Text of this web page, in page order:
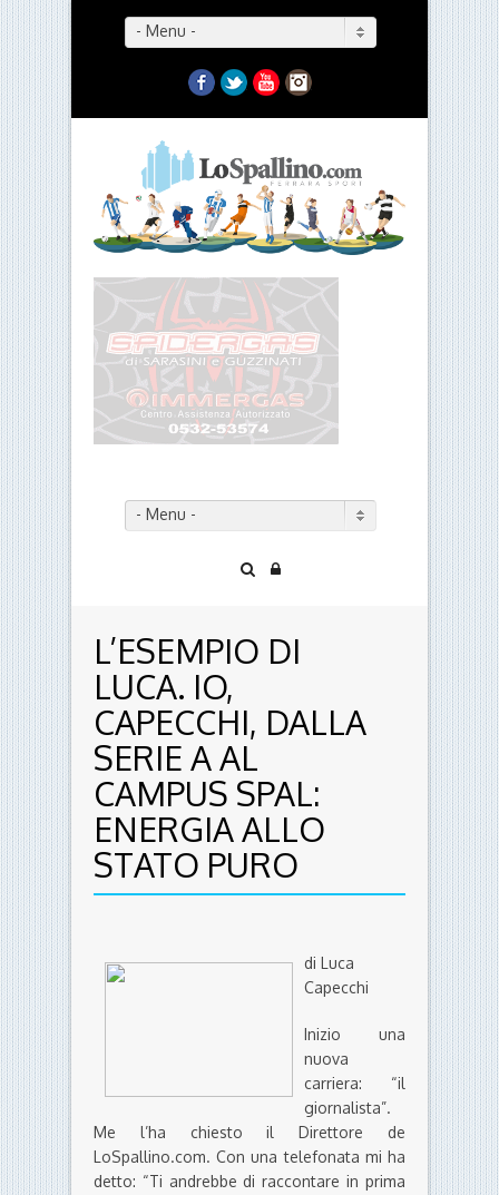
- Menu -
Facebook
TwitterYouTubeInstagram
- Menu -
L’ESEMPIO DI
LUCA. IO,
CAPECCHI, DALLA
SERIE A AL
CAMPUS SPAL:
ENERGIA ALLO
STATO PURO
di Luca
Capecchi
Inizio una
nuova
carriera: “il
giornalista”.
Me l’ha chiesto il Direttore de
LoSpallino.com. Con una telefonata mi ha
detto: “Ti andrebbe di raccontare in prima